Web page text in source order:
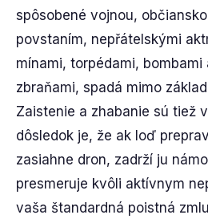
spôsobené vojnou,
povstaním, nepřátelskými
mínami, torpédami, bombami
zbraňami, spadá mimo
Zaistenie a zhabanie sú tiež
dôsledok je, že ak loď
zasiahne dron, zadrží ju
presmeruje kvôli aktívnym
vaša štandardná poistná